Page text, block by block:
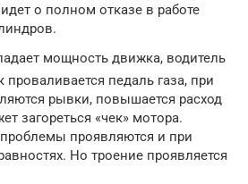
о полном отказе в работе
мощность движка, водитель
проваливается педаль газа, при
рывки, повышается расход
загореться «чек» мотора.
проявляются и при
Но троение проявляется